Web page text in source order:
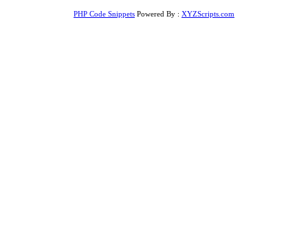
PHP Code Snippets Powered By : XYZScripts.com